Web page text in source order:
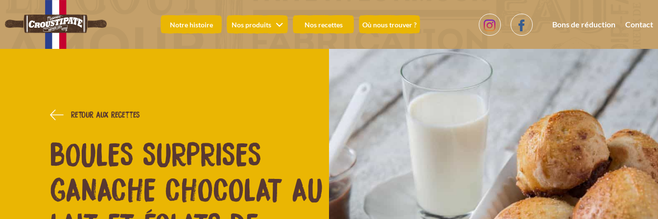
Notre histoire Nos produits Nos recettes Où nous trouver ? Bons de réduction Contact
Retour aux recettes
BOULES SURPRISES
GANACHE CHOCOLAT AU